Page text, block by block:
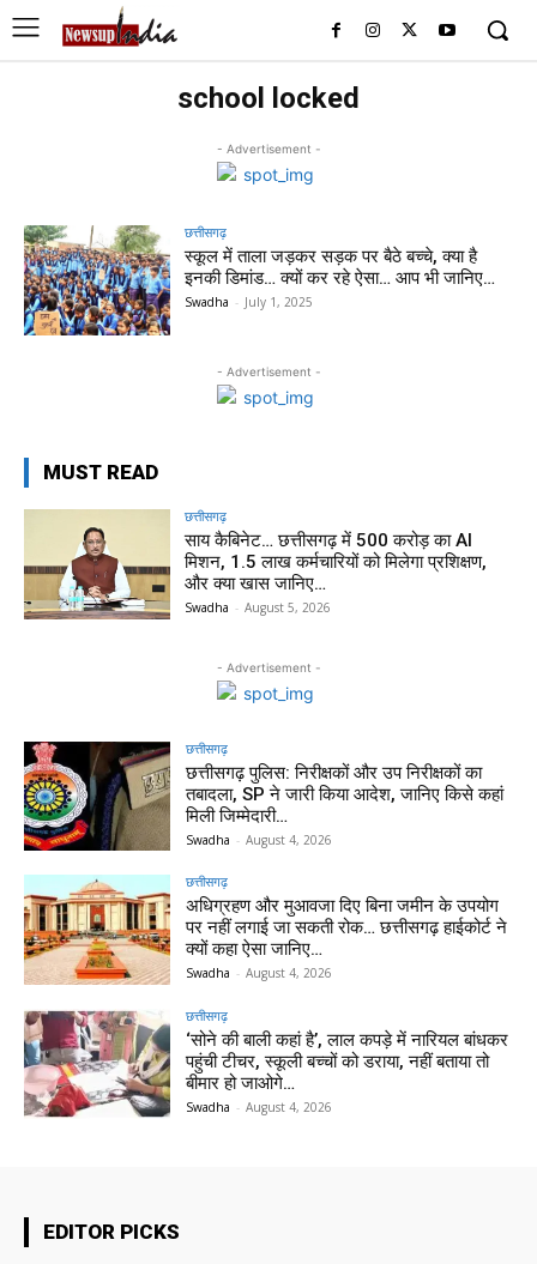
school locked
- Advertisement -
छत्तीसगढ़
स्कूल में ताला जड़कर सड़क पर बैठे बच्चे, क्या है
इनकी डिमांड… क्यों कर रहे ऐसा… आप भी जानिए…
Swadha - July 1, 2025
- Advertisement -
MUST READ
छत्तीसगढ़
साय कैबिनेट… छत्तीसगढ़ में 500 करोड़ का AI
मिशन, 1.5 लाख कर्मचारियों को मिलेगा प्रशिक्षण,
और क्या खास जानिए…
Swadha - August 5, 2026
- Advertisement -
छत्तीसगढ़
छत्तीसगढ़ पुलिस: निरीक्षकों और उप निरीक्षकों का
तबादला, SP ने जारी किया आदेश, जानिए किसे कहां
मिली जिम्मेदारी…
Swadha - August 4, 2026
छत्तीसगढ़
अधिग्रहण और मुआवजा दिए बिना जमीन के उपयोग
पर नहीं लगाई जा सकती रोक… छत्तीसगढ़ हाईकोर्ट ने
क्यों कहा ऐसा जानिए…
Swadha - August 4, 2026
छत्तीसगढ़
‘सोने की बाली कहां है’, लाल कपड़े में नारियल बांधकर
पहुंची टीचर, स्कूली बच्चों को डराया, नहीं बताया तो
बीमार हो जाओगे…
Swadha - August 4, 2026
EDITOR PICKS